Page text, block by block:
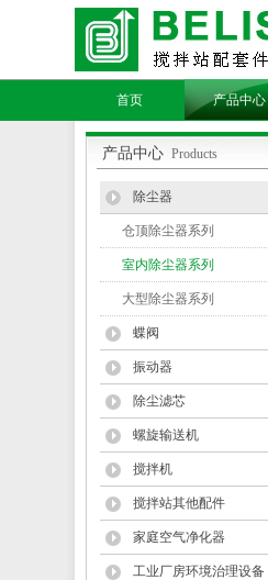
首页 产品中心
产品中心 Products
除尘器
仓顶除尘器系列
室内除尘器系列
大型除尘器系列
蝶阀
振动器
除尘滤芯
螺旋输送机
搅拌机
搅拌站其他配件
家庭空气净化器
工业厂房环境治理设备